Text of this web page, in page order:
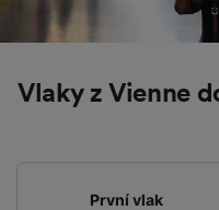
Vlaky z Vienne
První vlak
We and our
Use precise
and/or access
Personalised
List of Partners